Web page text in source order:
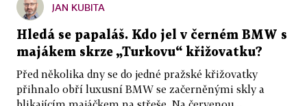
JAN KUBITA
Hledá se papaláš. Kdo jel v černém BMW s
majákem skrze „Turkovu“ křižovatku?
Před několika dny se do jedné pražské křižovatky
přihnalo obří luxusní BMW se začerněnými skly a